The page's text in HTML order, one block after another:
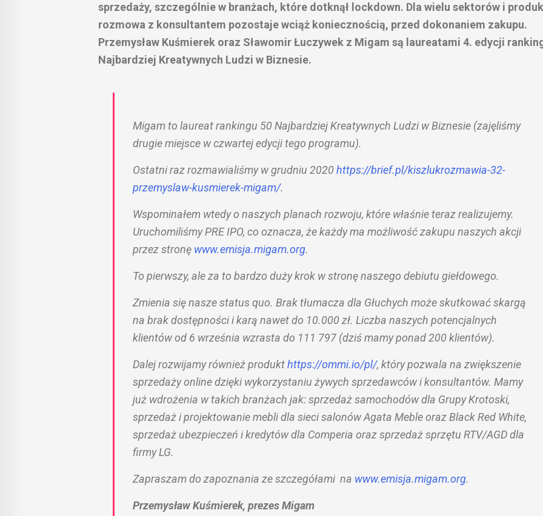
sprzedaży, szczególnie w branżach, które dotknął lockdown. Dla wielu sektorów i
rozmowa z konsultantem pozostaje wciąż koniecznością, przed dokonaniem zakupu.
Przemysław Kuśmierek oraz Sławomir Łuczywek z Migam są laureatami 4. edycji
Najbardziej Kreatywnych Ludzi w Biznesie.
Migamto laureat rankingu 50 Najbardziej Kreatywnych Ludzi w Biznesie (zajęliśmy
drugie miejsce w czwartej edycji tego programu).
Ostatni raz rozmawialiśmy w grudniu 2020https://brief.pl/kiszlukrozmawia-32-
przemyslaw-kusmierek-migam/.
Wspominałem wtedy o naszych planach rozwoju, które właśnie teraz realizujemy.
Uruchomiliśmy PRE IPO, co oznacza, że każdy ma możliwość zakupu naszych akcji
przez stronę www.emisja.migam.org.
To pierwszy, ale za to bardzo duży krok w stronę naszego debiutu giełdowego.
Zmienia się nasze status quo. Brak tłumacza dla Głuchych może skutkować skargą
na brak dostępności i karą nawet do 10.000 zł. Liczba naszych potencjalnych
klientów od 6 września wzrasta do 111 797 (dziś mamy ponad 200 klientów).
Dalej rozwijamy również produkthttps://ommi.io/pl/, który pozwala na zwiększenie
sprzedaży online dzięki wykorzystaniu żywych sprzedawców i konsultantów. Mamy
już wdrożenia w takich branżach jak: sprzedaż samochodów dla Grupy Krotoski,
sprzedaż i projektowanie mebli dla sieci salonów Agata Meble oraz Black Red White,
sprzedaż ubezpieczeń i kredytów dla Comperia oraz sprzedaż sprzętu RTV/AGD dla
firmy LG.
Zapraszam do zapoznania ze szczegółami na www.emisja.migam.org.
Przemysław Kuśmierek, prezes Migam